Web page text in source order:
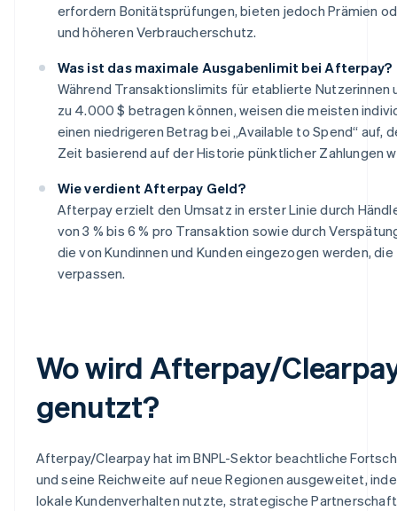
erfordern Bonitätsprüfungen, bieten jedoch Prämien
und höheren Verbraucherschutz.
Was ist das maximale Ausgabenlimit bei Afterpay?
Während Transaktionslimits für etablierte Nutzerinnen
zu 4.000 $ betragen können, weisen die meisten
einen niedrigeren Betrag bei „Available to Spend“ auf,
Zeit basierend auf der Historie pünktlicher Zahlungen
Wie verdient Afterpay Geld?
Afterpay erzielt den Umsatz in erster Linie durch
von 3 % bis 6 % pro Transaktion sowie durch
die von Kundinnen und Kunden eingezogen werden,
verpassen.
Wo wird Afterpay/
genutzt?
Afterpay/Clearpay hat im BNPL-Sektor beachtliche
und seine Reichweite auf neue Regionen ausgeweitet,
lokale Kundenverhalten nutzte, strategische